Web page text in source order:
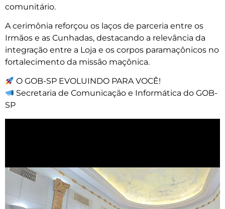
comunitário.
A cerimônia reforçou os laços de parceria entre os
Irmãos e as Cunhadas, destacando a relevância da
integração entre a Loja e os corpos paramaçônicos no
fortalecimento da missão maçônica.
O GOB-SP EVOLUINDO PARA VOCÊ!
Secretaria de Comunicação e Informática do GOB-
SP